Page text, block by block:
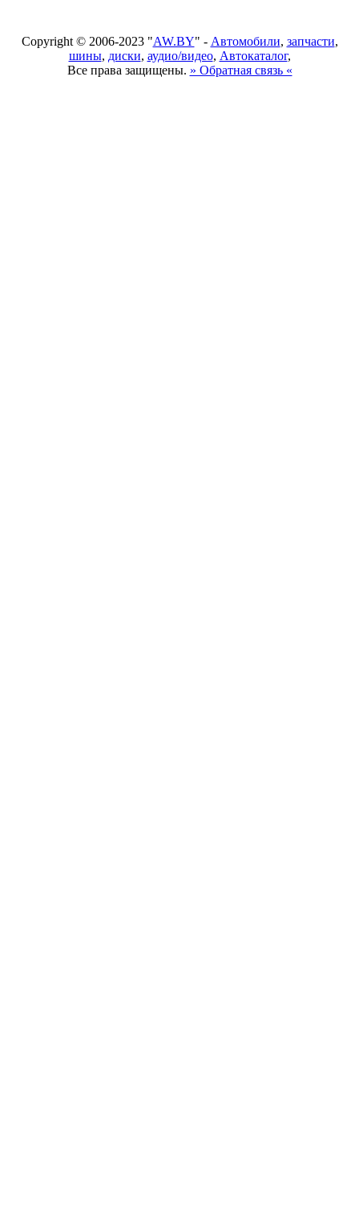
Copyright © 2006-2023 "AW.BY" - Автомобили, запчасти,
шины, диски, аудио/видео, Автокаталог,
Все права защищены. » Обратная связь «